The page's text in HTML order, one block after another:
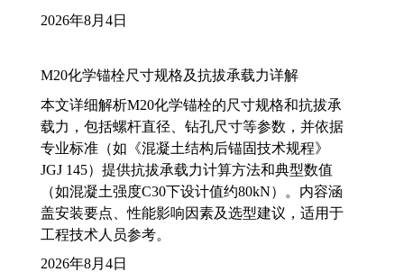
2026年8月4日
M20化学锚栓尺寸规格及抗拔承载力详解
本文详细解析M20化学锚栓的尺寸规格和抗拔承
载力，包括螺杆直径、钻孔尺寸等参数，并依据
专业标准（如《混凝土结构后锚固技术规程》
JGJ 145）提供抗拔承载力计算方法和典型数值
（如混凝土强度C30下设计值约80kN）。内容涵
盖安装要点、性能影响因素及选型建议，适用于
工程技术人员参考。
2026年8月4日